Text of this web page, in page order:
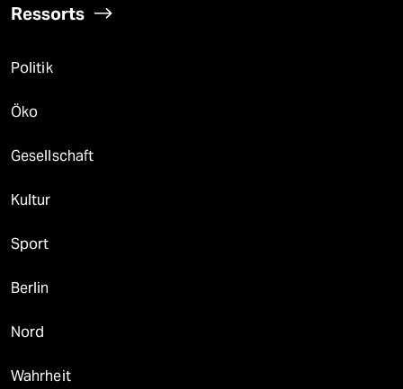
Ressorts
Politik
Öko
Gesellschaft
Kultur
Sport
Berlin
Nord
Wahrheit